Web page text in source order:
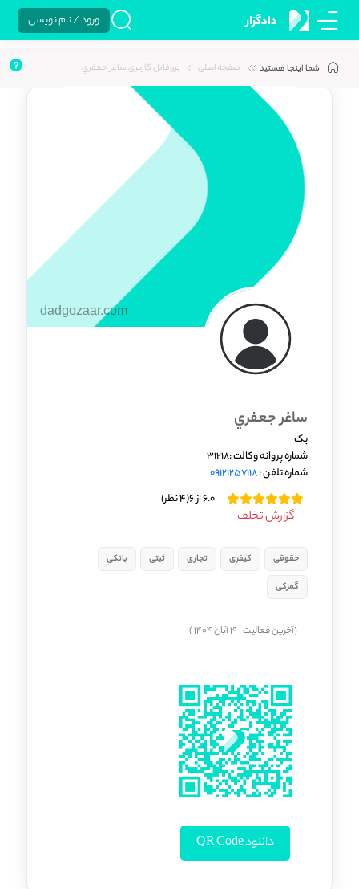
دادگزار ورود / نام نویسی
شما اینجا هستید صفحه اصلی پروفایل کاربری ساغر جعفري
dadgozaar.com
ساغر جعفري
یک
شماره پروانه وکالت :31218
شماره تلفن :09121257118
6.0 از 6
(4 نظر)
گزارش تخلف
حقوقی کیفری تجاری ثبتی
بانکی
گمرکی
(آخرین فعالیت : 19 آبان 1404 )
دانلود QR Code